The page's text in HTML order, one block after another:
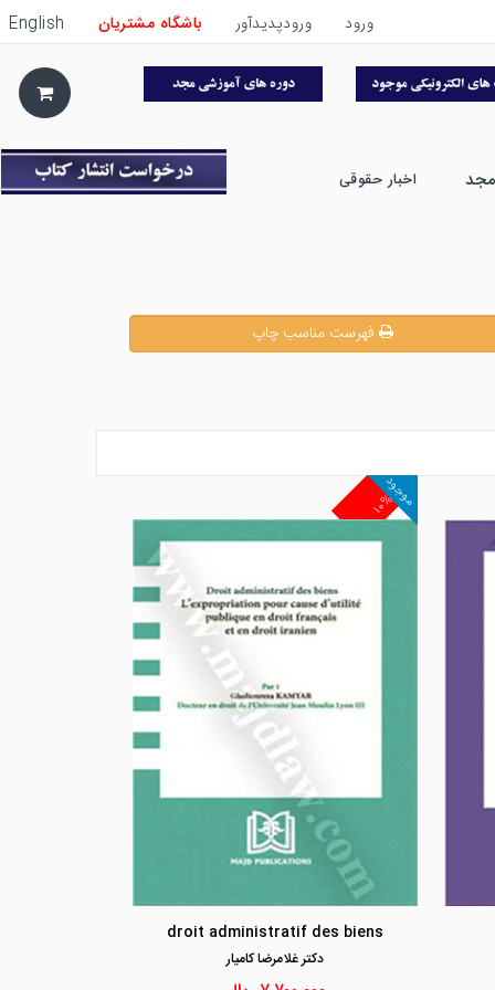
ورود ورودپدیدآور باشگاه مشتریان English
اخبار حقوقی
فهرست مناسب چاپ
۱۰%
موجود
droit administratif des biens
دكتر غلامرضا كاميار